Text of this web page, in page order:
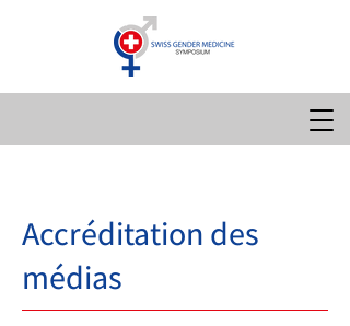
Accréditation des
médias